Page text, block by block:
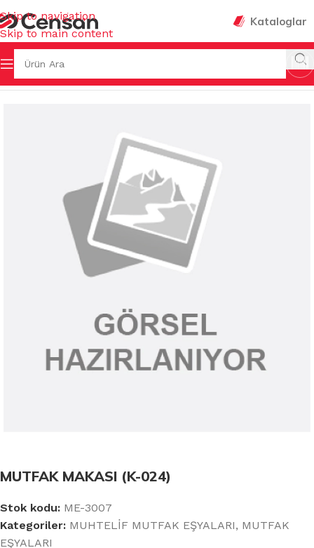
Skip to navigation
Skip to main content
Kataloglar
MUHTELİF MUTFAK EŞYALARI
MUTFAK MAKASI (K-024)
Stok kodu: ME-3007
Kategoriler: MUHTELİF MUTFAK EŞYALARI, MUTFAK
EŞYALARI